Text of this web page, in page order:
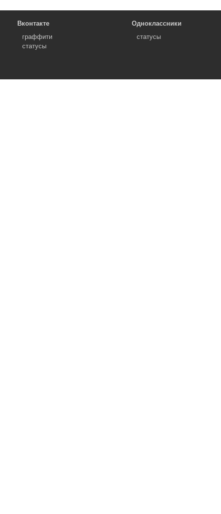
Вконтакте
граффити
статусы
Одноклассники
статусы